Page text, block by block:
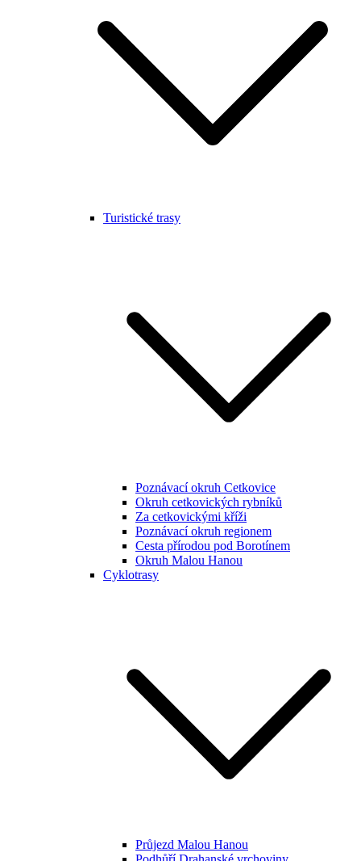
Turistické trasy
Poznávací okruh Cetkovice
Okruh cetkovických rybníků
Za cetkovickými kříži
Poznávací okruh regionem
Cesta přírodou pod Borotínem
Okruh Malou Hanou
Cyklotrasy
Průjezd Malou Hanou